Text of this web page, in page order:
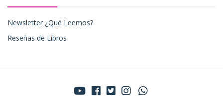
Newsletter ¿Qué Leemos?
Reseñas de Libros